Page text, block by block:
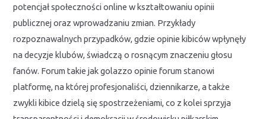
potencjał społeczności online w kształtowaniu opinii
publicznej oraz wprowadzaniu zmian. Przykłady
rozpoznawalnych przypadków, gdzie opinie kibiców wpłynęły
na decyzje klubów, świadczą o rosnącym znaczeniu głosu
fanów. Forum takie jak golazzo opinie forum stanowi
platformę, na której profesjonaliści, dziennikarze, a także
zwykli kibice dzielą się spostrzeżeniami, co z kolei sprzyja